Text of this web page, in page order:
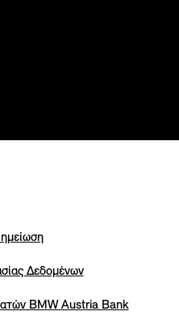
Δεδομένων
ΒΜW Austria Bank